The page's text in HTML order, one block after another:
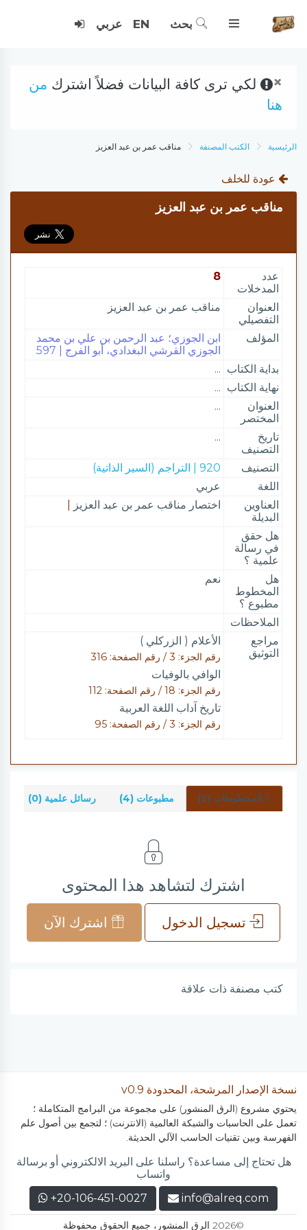
بحث EN عربي
× لكي ترى كافة البيانات فضلاً اشترك من
هنا
الرئيسية الكتب المصنفة مناقب عمر بن عبد العزيز
عودة للخلف
مناقب عمر بن عبد العزيز
عدد
المدخلات
8
العنوان
التفصيلي
مناقب عمر بن عبد العزيز
المؤلف
ابن الجوزي؛ عبد الرحمن بن علي بن محمد
الجوزي القرشي البغدادي، أبو الفرج | 597
بداية الكتاب ...
نهاية الكتاب ...
العنوان
المختصر
...
تاريخ
التصنيف
...
التصنيف
920 | التراجم (السير الذاتية)
اللغة
عربي
العناوين
البديلة
اختصار مناقب عمر بن عبد العزيز
هل حقق
في رسالة
علمية ؟
هل
المخطوط
مطبوع ؟
نعم
الملاحظات
مراجع
التوثيق
الأعلام ( الزركلي )
رقم الجزء: 3 / رقم الصفحة: 316
الوافي بالوفيات
رقم الجزء: 18 / رقم الصفحة: 112
تاريخ آداب اللغة العربية
رقم الجزء: 3 / رقم الصفحة: 95
المخطوطات (2) مطبوعات (4) رسائل علمية (0)
اشترك لتشاهد هذا المحتوى
تسجيل الدخول اشترك الآن
كتب مصنفة ذات علاقة
نسخة الإصدار المرشحة، المحدودة v0.9
يحتوي مشروع (الرق المنشور) على مجموعة من البرامج المتكاملة ؛
تعمل على الحاسبات والشبكة العالمية (الانترنت) ؛ لتجمع بين أصول علم
الفهرسة وبين تقنيات الحاسب الآلي الحديثة.
هل تحتاج إلى مساعدة؟ راسلنا على البريد الالكتروني أو برسالة
واتساب
info@alreq.com
+20-106-451-0027
©2026 الرق المنشور، جميع الحقوق محفوظة